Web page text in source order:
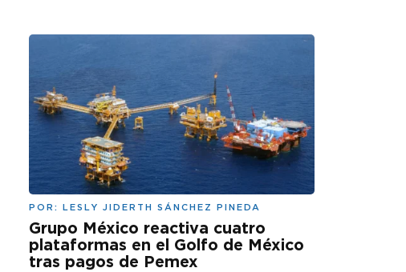
POR: LESLY JIDERTH SÁNCHEZ PINEDA
Grupo México reactiva cuatro
plataformas en el Golfo de México
tras pagos de Pemex